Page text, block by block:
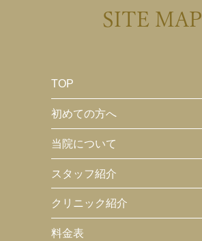
SITE MAP
TOP
初めての方へ
当院について
スタッフ紹介
クリニック紹介
料金表